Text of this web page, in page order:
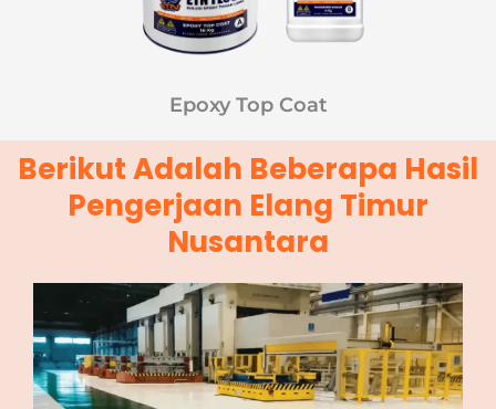
Epoxy Top Coat
Berikut Adalah Beberapa Hasil
Pengerjaan Elang Timur
Nusantara